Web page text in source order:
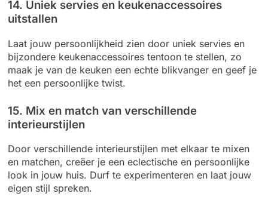
14. Uniek servies en keukenaccessoires
uitstallen
Laat jouw persoonlijkheid zien door uniek servies en
bijzondere keukenaccessoires tentoon te stellen, zo
maak je van de keuken een echte blikvanger en geef je
het een persoonlijke twist.
15. Mix en match van verschillende
interieurstijlen
Door verschillende interieurstijlen met elkaar te mixen
en matchen, creëer je een eclectische en persoonlijke
look in jouw huis. Durf te experimenteren en laat jouw
eigen stijl spreken.